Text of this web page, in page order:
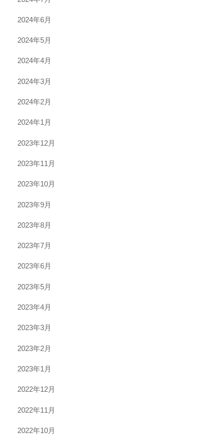
2024年6月
2024年5月
2024年4月
2024年3月
2024年2月
2024年1月
2023年12月
2023年11月
2023年10月
2023年9月
2023年8月
2023年7月
2023年6月
2023年5月
2023年4月
2023年3月
2023年2月
2023年1月
2022年12月
2022年11月
2022年10月